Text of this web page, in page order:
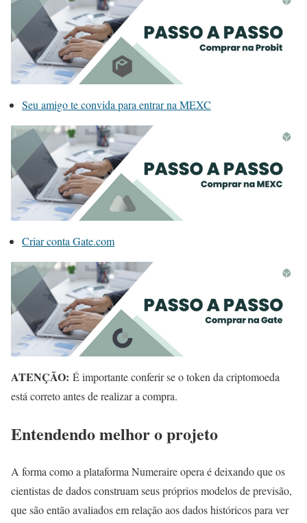
Seu amigo te convida para entrar na MEXC
Criar conta Gate.com
ATENÇÃO: É importante conferir se o token da criptomoeda
está correto antes de realizar a compra.
Entendendo melhor o projeto
A forma como a plataforma Numeraire opera é deixando que os
cientistas de dados construam seus próprios modelos de previsão,
que são então avaliados em relação aos dados históricos para ver